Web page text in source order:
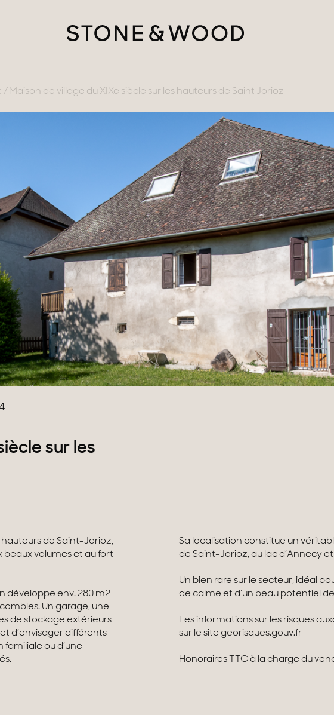
avec vues
Terrains
Maison de village du XIXe siècle sur les hauteurs de Saint Jorioz
sur les
de Saint-Jorioz,
beaux volumes et au fort
développe env. 280 m2
Un garage, une
de stockage extérieurs
d’envisager différents
familiale ou d’une
Sa localisation constitue un
de Saint-Jorioz, au lac d’Annecy
Un bien rare sur le secteur, idéal
de calme et d’un beau potentiel
Les informations sur les risques
sur le site georisques.gouv.fr
Honoraires TTC à la charge du